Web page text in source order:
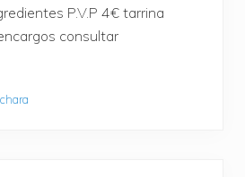
P.V.P 4€ tarrina
consultar